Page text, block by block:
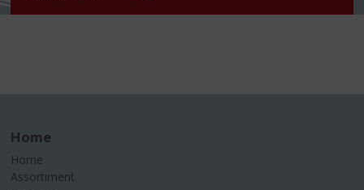
Home
Home
Assortiment